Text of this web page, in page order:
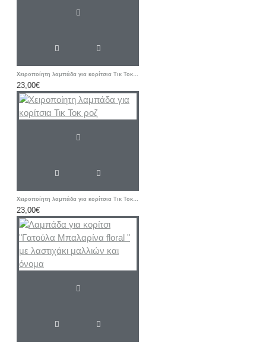
Χειροποίητη λαμπάδα για κορίτσια Τικ Τοκ μωβ
23,00€
Χειροποίητη λαμπάδα για κορίτσια Τικ Τοκ ροζ
23,00€